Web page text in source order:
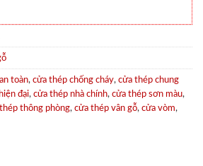
toàn, cửa thép chống cháy, cửa thép chung
đại, cửa thép nhà chính, cửa thép sơn màu,
thông phòng, cửa thép vân gỗ, cửa vòm,